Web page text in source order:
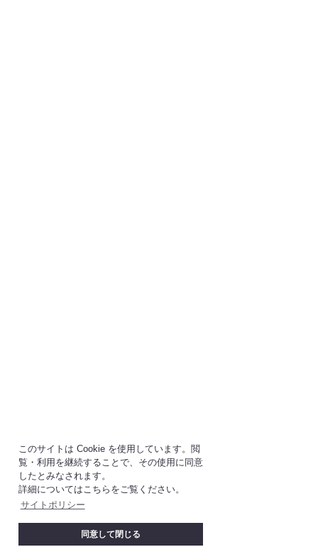
このサイトは Cookie を使用しています。閲
覧・利用を継続することで、その使用に同意
したとみなされます。
詳細についてはこちらをご覧ください。
サイトポリシー
同意して閉じる